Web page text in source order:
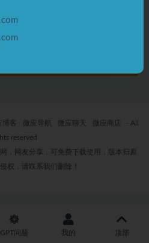
博客 微应导航 微应聊天 微应商店
- All
reserved
，网友分享，可免费下载使用，版本归原
权，请联系我们删除！
GPT问题 我的 顶部